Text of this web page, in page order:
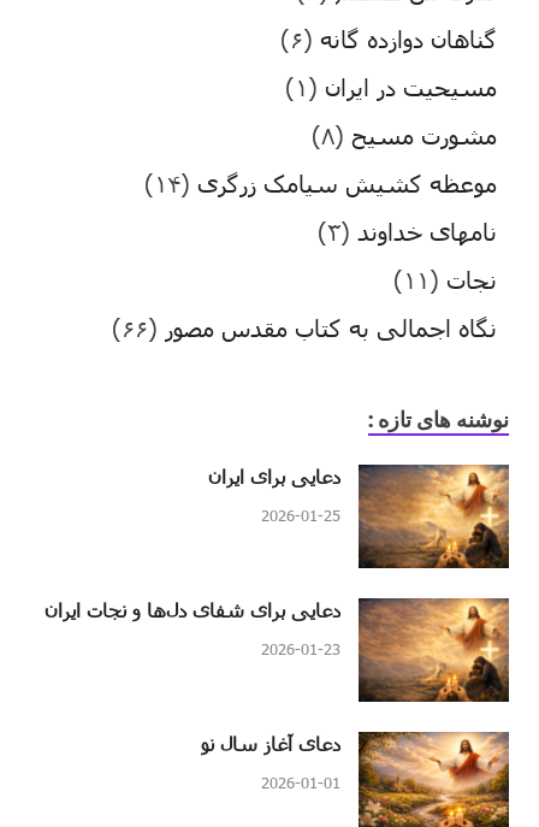
گناهان دوازده گانه (۶)
مسیحیت در ایران (۱)
مشورت مسیح (۸)
موعظه کشیش سیامک زرگری (۱۴)
نامهای خداوند (۳)
نجات (۱۱)
نگاه اجمالی به کتاب مقدس مصور (۶۶)
نوشنه های تازه :
دعایی برای ایران
2026-01-25
دعایی برای شفای دل‌ها و نجات ایران
2026-01-23
دعای آغاز سال نو
2026-01-01